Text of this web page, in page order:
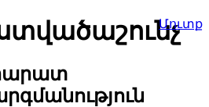
Մուտք